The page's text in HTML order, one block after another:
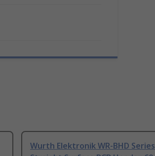
Wurth Elektronik WR-BHD Series